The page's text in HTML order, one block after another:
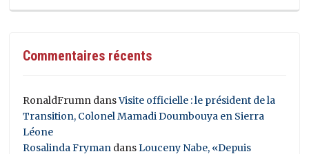
Commentaires récents
RonaldFrumn dansVisite officielle : le président de la
Transition, Colonel Mamadi Doumbouya en Sierra
Léone
Rosalinda Fryman dansLouceny Nabe, «Depuis